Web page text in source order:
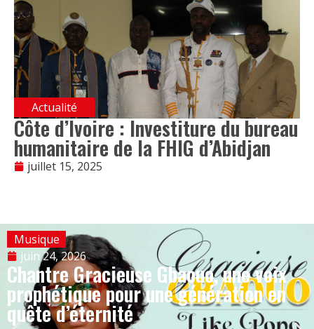
Actualité
Côte d’Ivoire : Investiture du bureau
humanitaire de la FHIG d’Abidjan
juillet 15, 2025
Musique
juin 24, 2026
Chantre Gracieuse Gbaouo, une voix
prophétique pour une génération en
quête d’éternité